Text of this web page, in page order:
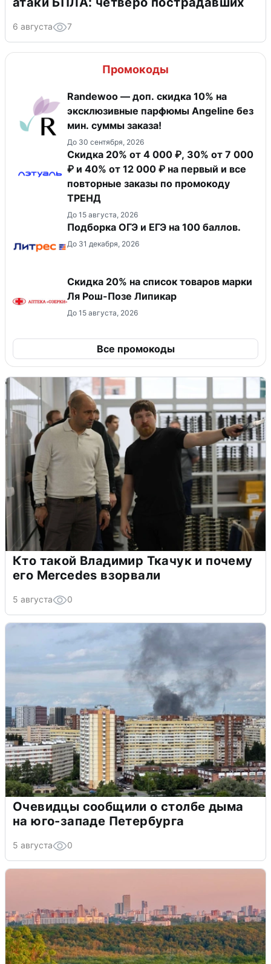
6 августа 7
Промокоды
Randewoo — доп. скидка 10% на
эксклюзивные парфюмы Angeline без
мин. суммы заказа!
До 30 сентября, 2026
Скидка 20% от 4 000 ₽, 30% от 7 000
₽ и 40% от 12 000 ₽ на первый и все
повторные заказы по промокоду
ТРЕНД
До 15 августа, 2026
Подборка ОГЭ и ЕГЭ на 100 баллов.
До 31 декабря, 2026
Скидка 20% на список товаров марки
Ля Рош-Позе Липикар
До 15 августа, 2026
Все промокоды
Кто такой Владимир Ткачук и почему
его Mercedes взорвали
5 августа 0
Очевидцы сообщили о столбе дыма
на юго-западе Петербурга
5 августа 0